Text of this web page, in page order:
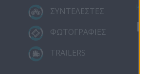
ΣΥΝΤΕΛΕΣΤΕΣ
ΦΩΤΟΓΡΑΦΙΕΣ
TRAILERS